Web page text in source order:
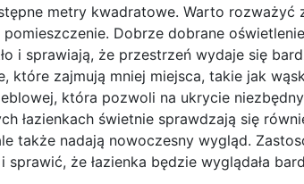
metry kwadratowe. Warto rozważyć
Dobrze dobrane
i sprawiają, że przestrzeń wydaje się
zajmują mniej miejsca, takie jak
która pozwoli na ukrycie
łazienkach świetnie sprawdzają się
także nadają nowoczesny wygląd.
że łazienka będzie wyglądała